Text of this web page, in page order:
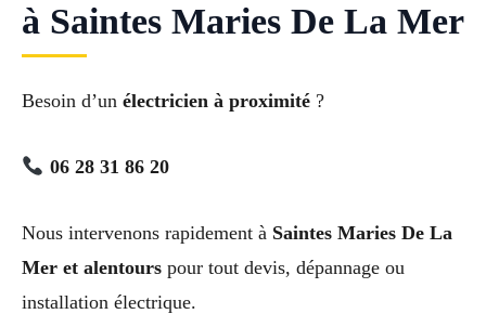
à Saintes Maries De La Mer
Besoin d’un électricien à proximité ?
06 28 31 86 20
Nous intervenons rapidement à Saintes Maries De La
Mer et alentours pour tout devis, dépannage ou
installation électrique.